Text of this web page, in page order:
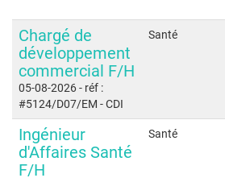
Chargé de
développement
commercial F/H
05-08-2026- réf :
#5124/D07/EM - CDI
Santé
Ingénieur
d'Affaires Santé
F/H
Santé